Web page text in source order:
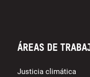
Áreas de
Justicia climática